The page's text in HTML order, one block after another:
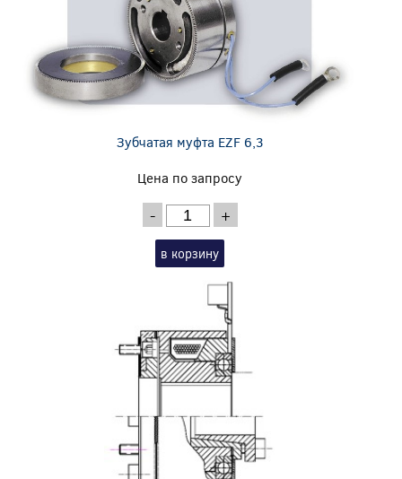
Зубчатая муфта EZF 6,3
Цена по запросу
- +
в корзину